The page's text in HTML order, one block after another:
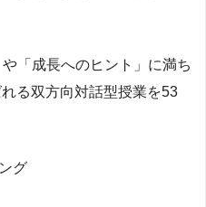
「成長へのヒント」に満ち
る双方向対話型授業を53
グ